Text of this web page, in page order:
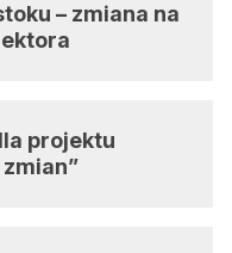
– zmiana na
projektu
zmian”